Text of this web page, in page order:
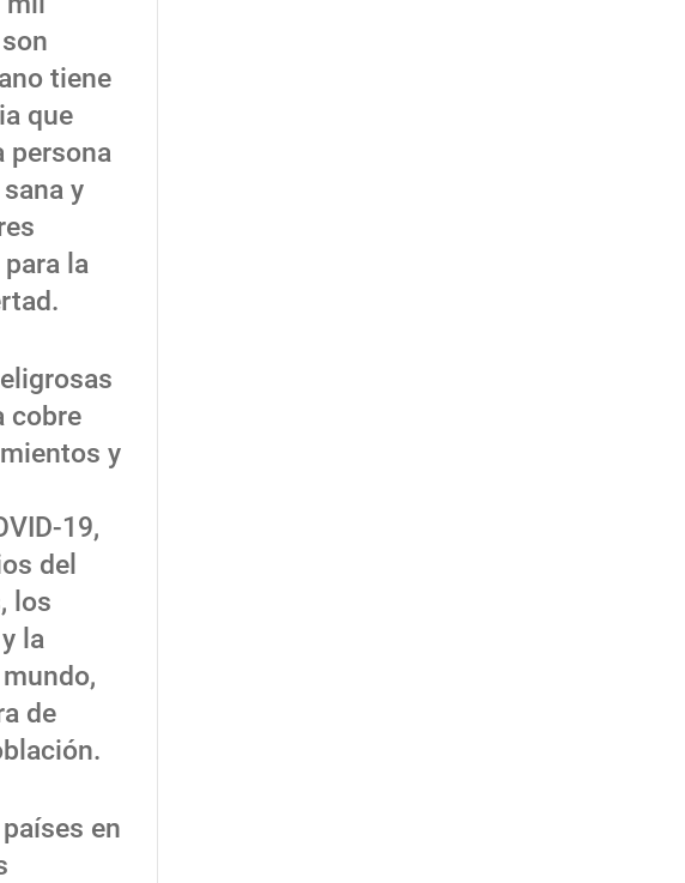
tiene
que
persona
y
la
cobre
y
19,
del
los
la
de
en